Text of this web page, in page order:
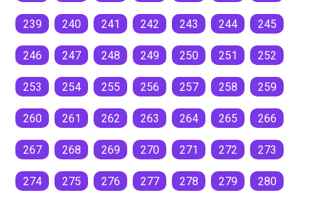
239 240 241 242 243 244 245
246 247 248 249 250 251 252
253 254 255 256 257 258 259
260 261 262 263 264 265 266
267 268 269 270 271 272 273
274 275 276 277 278 279 280